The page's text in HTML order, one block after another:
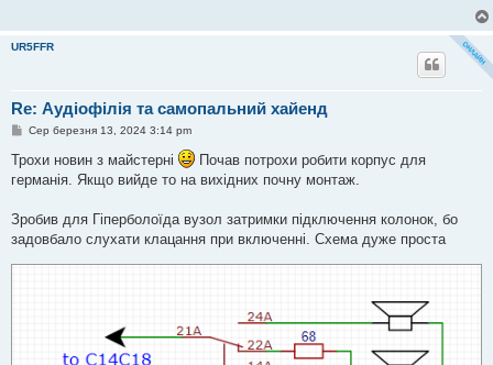
UR5FFR
Re: Аудіофілія та самопальний хайенд
П
в
і
д
л
е
н
Сер березня 13, 2024 3:14 pm
Трохи новин з майстерні
Почав потрохи робити корпус для
германія. Якщо вийде то на вихідних почну монтаж.
Зробив для Гіперболоїда вузол затримки підключення колонок, бо
задовбало слухати клацання при включенні. Схема дуже проста